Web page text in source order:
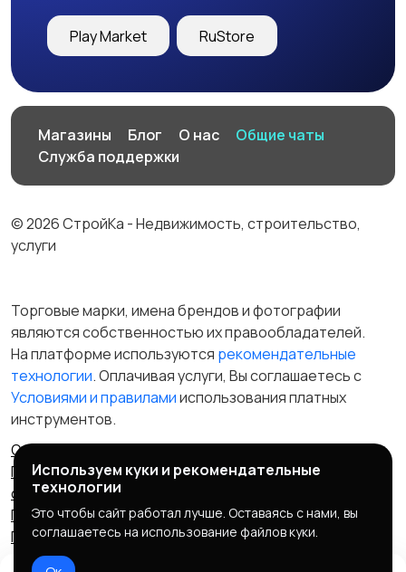
Play Market RuStore
Магазины Блог О нас
Общие чаты
Служба поддержки
© 2026 СтройКа - Недвижимость, строительство,
услуги
Торговые марки, имена брендов и фотографии
являются собственностью их правообладателей.
На платформе используются рекомендательные
технологии. Оплачивая услуги, Вы соглашаетесь c
Условиями и правиламииспользования платных
инструментов.
Отказ от ответственности
Правила сервиса
Политика конфиденциальности
Пользовательское
соглашение
Запрещенные товары/услуги
Правообладателям
Партнерская программа
Политика cookie
Используем куки и рекомендательные
технологии
Это чтобы сайт работал лучше. Оставаясь с нами, вы
соглашаетесь на использование файлов куки.